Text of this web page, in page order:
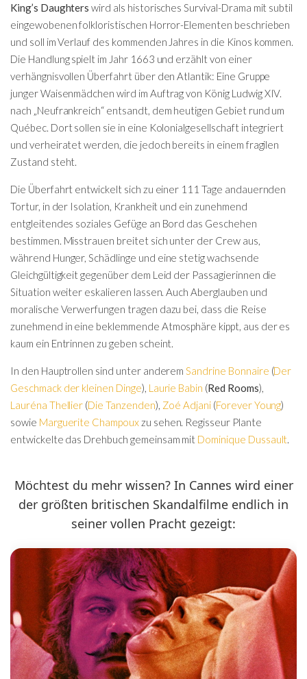
King’s Daughters wird als historisches Survival-Drama mit subtil
eingewobenen folkloristischen Horror-Elementen beschrieben
und soll im Verlauf des kommenden Jahres in die Kinos kommen.
Die Handlung spielt im Jahr 1663 und erzählt von einer
verhängnisvollen Überfahrt über den Atlantik: Eine Gruppe
junger Waisenmädchen wird im Auftrag von König Ludwig XIV.
nach „Neufrankreich“ entsandt, dem heutigen Gebiet rund um
Québec. Dort sollen sie in eine Kolonialgesellschaft integriert
und verheiratet werden, die jedoch bereits in einem fragilen
Zustand steht.
Die Überfahrt entwickelt sich zu einer 111 Tage andauernden
Tortur, in der Isolation, Krankheit und ein zunehmend
entgleitendes soziales Gefüge an Bord das Geschehen
bestimmen. Misstrauen breitet sich unter der Crew aus,
während Hunger, Schädlinge und eine stetig wachsende
Gleichgültigkeit gegenüber dem Leid der Passagierinnen die
Situation weiter eskalieren lassen. Auch Aberglauben und
moralische Verwerfungen tragen dazu bei, dass die Reise
zunehmend in eine beklemmende Atmosphäre kippt, aus der es
kaum ein Entrinnen zu geben scheint.
In den Hauptrollen sind unter anderemSandrine Bonnaire (Der
Geschmack der kleinen Dinge), Laurie Babin (Red Rooms),
Lauréna Thellier (Die Tanzenden), Zoé Adjani (Forever Young)
sowie Marguerite Champouxzu sehen. Regisseur Plante
entwickelte das Drehbuch gemeinsam mit Dominique Dussault.
Möchtest du mehr wissen? In Cannes wird einer
der größten britischen Skandalfilme endlich in
seiner vollen Pracht gezeigt: